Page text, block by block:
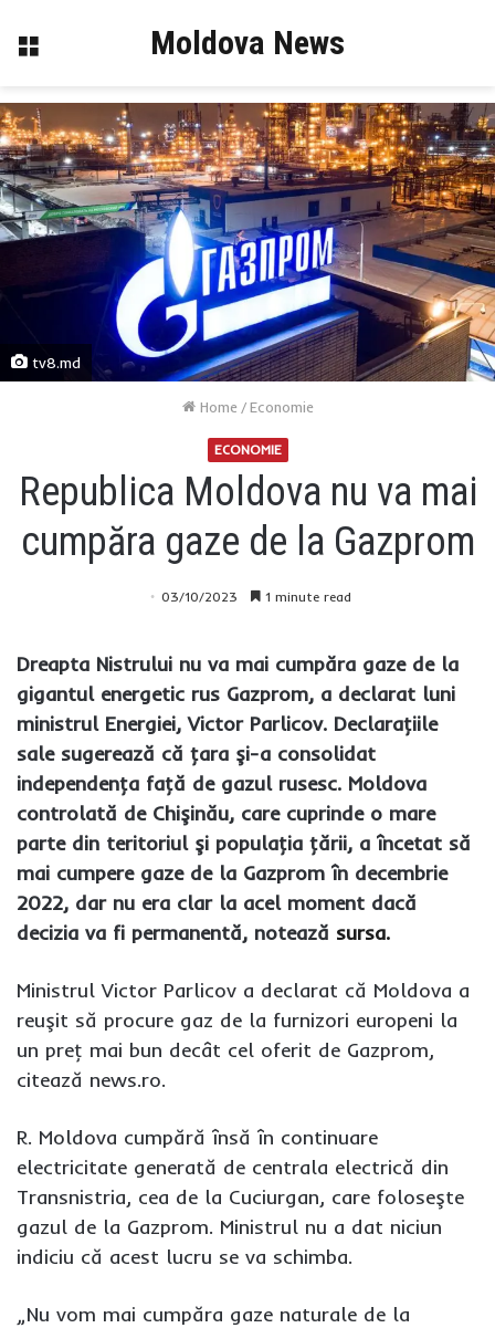
Menu Moldova News
tv8.md
Home / Economie
ECONOMIE
Republica Moldova nu va mai
cumpăra gaze de la Gazprom
03/10/2023 1 minute read
Dreapta Nistrului nu va mai cumpăra gaze de la
gigantul energetic rus Gazprom, a declarat luni
ministrul Energiei, Victor Parlicov. Declaraţiile
sale sugerează că ţara şi-a consolidat
independenţa faţă de gazul rusesc. Moldova
controlată de Chişinău, care cuprinde o mare
parte din teritoriul şi populaţia ţării, a încetat să
mai cumpere gaze de la Gazprom în decembrie
2022, dar nu era clar la acel moment dacă
decizia va fi permanentă, notează sursa.
Ministrul Victor Parlicov a declarat că Moldova a
reuşit să procure gaz de la furnizori europeni la
un preţ mai bun decât cel oferit de Gazprom,
citează news.ro.
R. Moldova cumpără însă în continuare
electricitate generată de centrala electrică din
Transnistria, cea de la Cuciurgan, care foloseşte
gazul de la Gazprom. Ministrul nu a dat niciun
indiciu că acest lucru se va schimba.
„Nu vom mai cumpăra gaze naturale de la